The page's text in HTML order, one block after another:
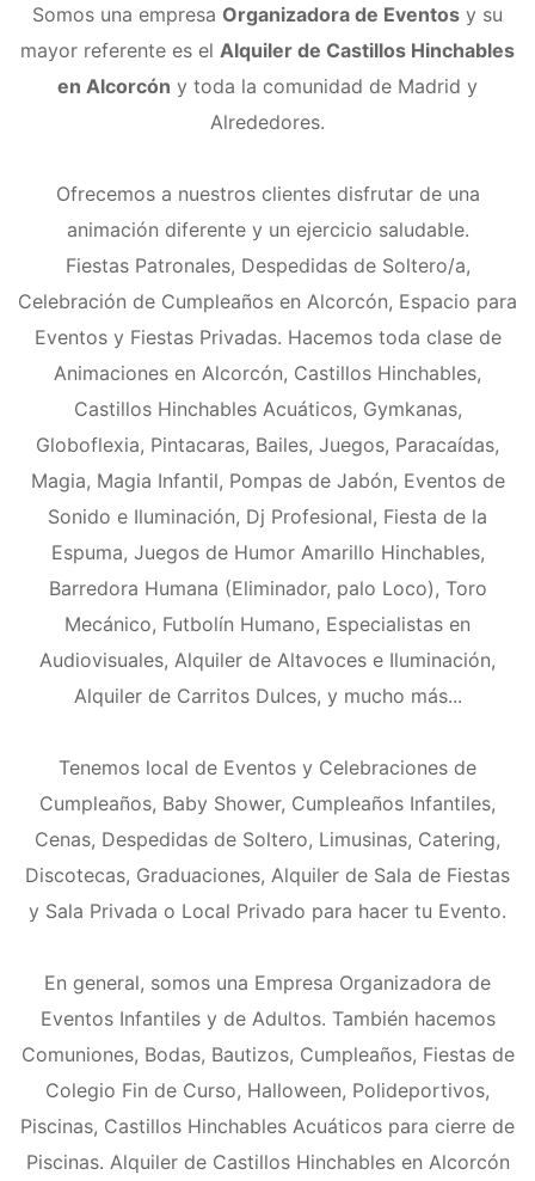
Somos una empresa Organizadora de Eventos y su
mayor referente es el Alquiler de Castillos Hinchables
en Alcorcón y toda la comunidad de Madrid y
Alrededores.
Ofrecemos a nuestros clientes disfrutar de una
animación diferente y un ejercicio saludable.
Fiestas Patronales, Despedidas de Soltero/a,
Celebración de Cumpleaños en Alcorcón, Espacio para
Eventos y Fiestas Privadas. Hacemos toda clase de
Animaciones en Alcorcón, Castillos Hinchables,
Castillos Hinchables Acuáticos, Gymkanas,
Globoflexia, Pintacaras, Bailes, Juegos, Paracaídas,
Magia, Magia Infantil, Pompas de Jabón, Eventos de
Sonido e Iluminación, Dj Profesional, Fiesta de la
Espuma, Juegos de Humor Amarillo Hinchables,
Barredora Humana (Eliminador, palo Loco), Toro
Mecánico, Futbolín Humano, Especialistas en
Audiovisuales, Alquiler de Altavoces e Iluminación,
Alquiler de Carritos Dulces, y mucho más...
Tenemos local de Eventos y Celebraciones de
Cumpleaños, Baby Shower, Cumpleaños Infantiles,
Cenas, Despedidas de Soltero, Limusinas, Catering,
Discotecas, Graduaciones, Alquiler de Sala de Fiestas
y Sala Privada o Local Privado para hacer tu Evento.
En general, somos una Empresa Organizadora de
Eventos Infantiles y de Adultos. También hacemos
Comuniones, Bodas, Bautizos, Cumpleaños, Fiestas de
Colegio Fin de Curso, Halloween, Polideportivos,
Piscinas, Castillos Hinchables Acuáticos para cierre de
Piscinas. Alquiler de Castillos Hinchables en Alcorcón